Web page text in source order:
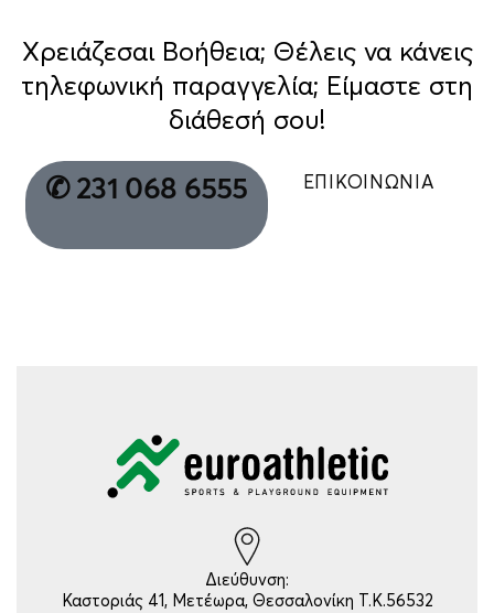
Χρειάζεσαι Βοήθεια; Θέλεις να κάνεις
τηλεφωνική παραγγελία; Είμαστε στη
διάθεσή σου!
✆ 231 068 6555 ΕΠΙΚΟΙΝΩΝΙΑ
Διεύθυνση:
Καστοριάς 41, Μετέωρα, Θεσσαλονίκη Τ.Κ.56532